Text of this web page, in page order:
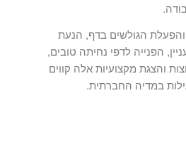
והפעלת הגולשים בדף, הנעת
הפנייה לדפי נחיתה טובים,
והצגת מקצועיות אלה קווים
במדיה החברתית.